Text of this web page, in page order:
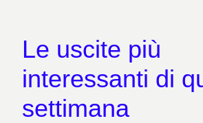
Le uscite più
interessanti di
settimana